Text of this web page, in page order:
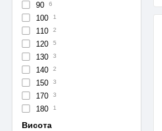
90 6
100 1
110 2
120 5
130 3
140 2
150 3
170 3
180 1
Висота